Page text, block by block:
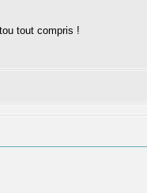
tout compris !